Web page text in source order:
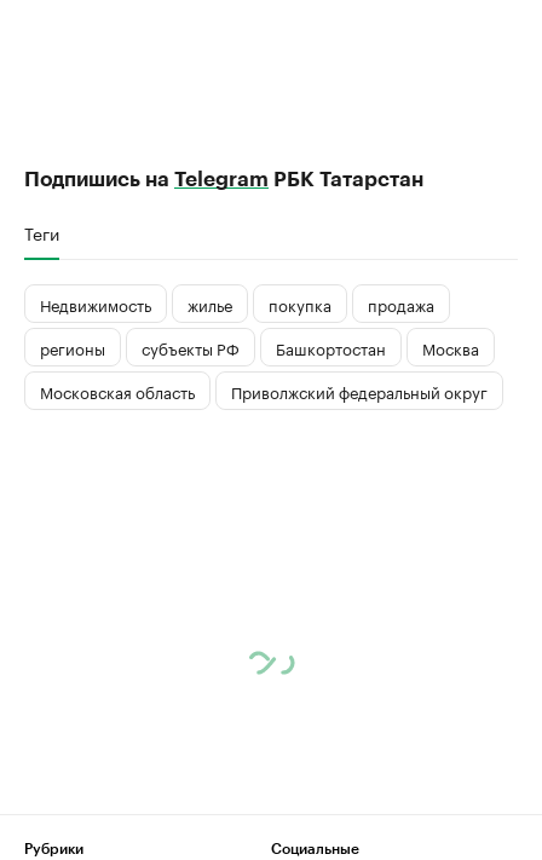
Подпишись на Telegram РБК Татарстан
Теги
Недвижимость жилье покупка
продажа
регионы
субъекты РФ Башкортостан
Москва
Московская область
Приволжский федеральный округ
Рубрики
Социальные